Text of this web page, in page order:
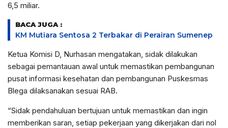
6,5 miliar.
BACA JUGA :
KM Mutiara Sentosa 2 Terbakar di Perairan Sumenep
Ketua Komisi D, Nurhasan mengatakan, sidak dilakukan
sebagai pemantauan awal untuk memastikan pembangunan
pusat informasi kesehatan dan pembangunan Puskesmas
Blega dilaksanakan sesuai RAB.
“Sidak pendahuluan bertujuan untuk memastikan dan ingin
memberikan saran, setiap pekerjaan yang dikerjakan dari nol